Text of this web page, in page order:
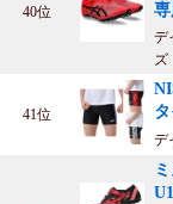
40位
デ
ズ
41位
デ